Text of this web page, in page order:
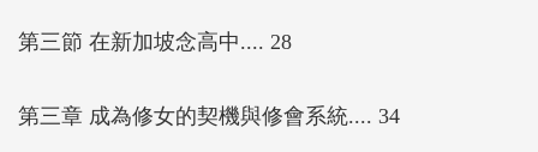
第三節 在新加坡念高中.... 28
第三章 成為修女的契機與修會系統.... 34